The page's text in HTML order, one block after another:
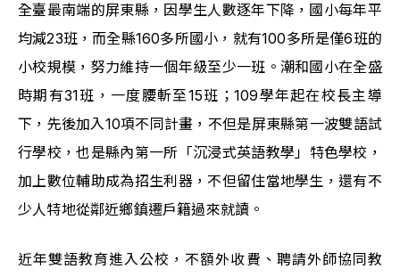
全臺最南端的屏東縣，因學生人數逐年下降，國小每年平
均減23班，而全縣160多所國小，就有100多所是僅6班的
小校規模，努力維持一個年級至少一班。潮和國小在全盛
時期有31班，一度腰斬至15班；109學年起在校長主導
下，先後加入10項不同計畫，不但是屏東縣第一波雙語試
行學校，也是縣內第一所「沉浸式英語教學」特色學校，
加上數位輔助成為招生利器，不但留住當地學生，還有不
少人特地從鄰近鄉鎮遷戶籍過來就讀。
近年雙語教育進入公校，不額外收費、聘請外師協同教